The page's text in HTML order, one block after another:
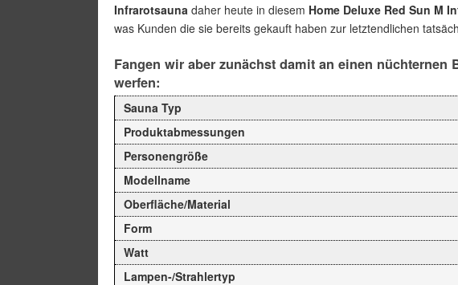
Infrarotsauna daher heute in diesem Home Deluxe Red Sun M
was Kunden die sie bereits gekauft haben zur letztendlichen
Fangen wir aber zunächst damit an einen
werfen:
Sauna Typ
Produktabmessungen
Personengröße
Modellname
Oberfläche/Material
Form
Watt
Lampen-/Strahlertyp